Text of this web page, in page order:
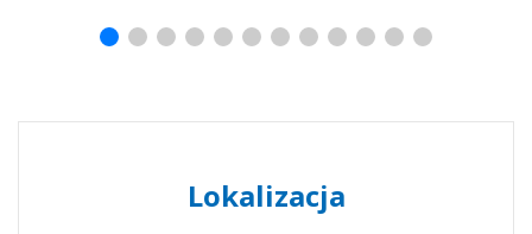
Lokalizacja